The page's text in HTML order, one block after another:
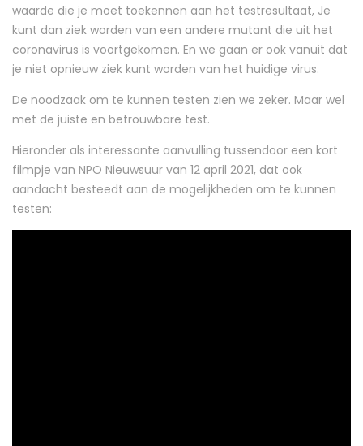
waarde die je moet toekennen aan het testresultaat, Je
kunt dan ziek worden van een andere mutant die uit het
coronavirus is voortgekomen. En we gaan er ook vanuit dat
je niet opnieuw ziek kunt worden van het huidige virus.
De noodzaak om te kunnen testen zien we zeker. Maar wel
met de juiste en betrouwbare test.
Hieronder als interessante aanvulling tussendoor een kort
filmpje van NPO Nieuwsuur van 12 april 2021, dat ook
aandacht besteedt aan de mogelijkheden om te kunnen
testen: